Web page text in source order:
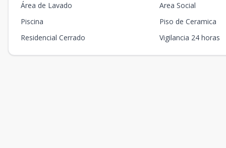
Área de Lavado
Area Social
Piscina
Piso de Ceramica
Residencial Cerrado
Vigilancia 24 horas